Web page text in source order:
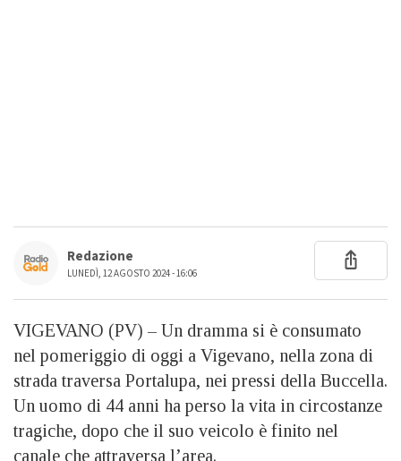
Redazione
LUNEDÌ, 12 AGOSTO 2024 - 16:06
VIGEVANO (PV) – Un dramma si è consumato
nel pomeriggio di oggi a Vigevano, nella zona di
strada traversa Portalupa, nei pressi della Buccella.
Un uomo di 44 anni ha perso la vita in circostanze
tragiche, dopo che il suo veicolo è finito nel
canale che attraversa l’area.